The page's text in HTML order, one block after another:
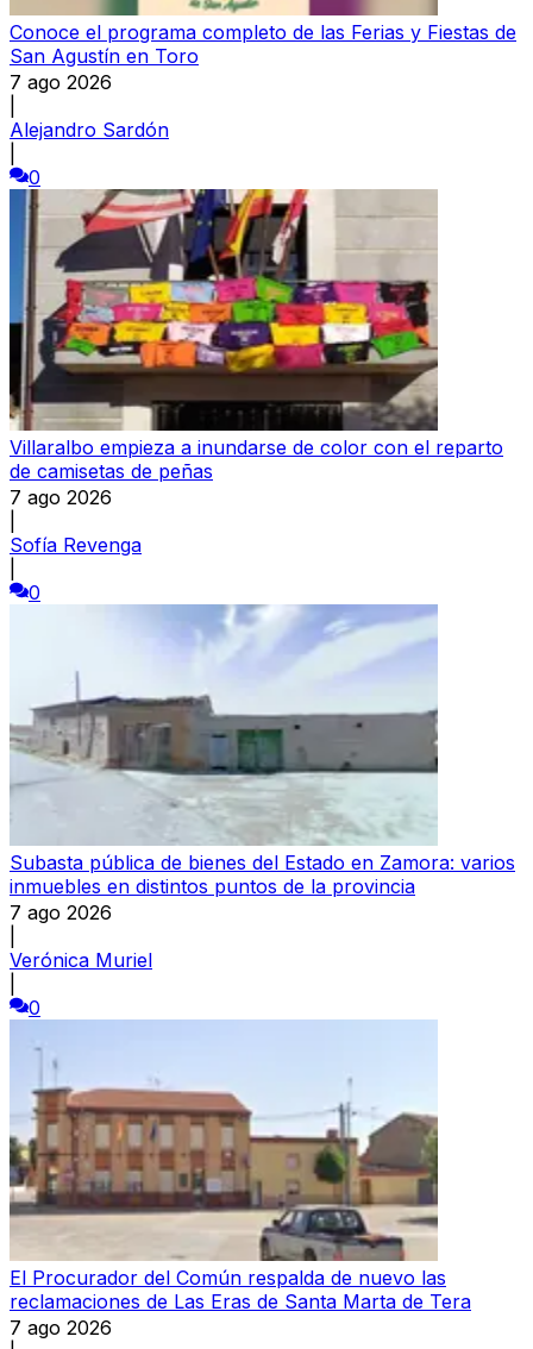
Conoce el programa completo de las Ferias y Fiestas de
San Agustín en Toro
7 ago 2026
Alejandro Sardón
0
Villaralbo empieza a inundarse de color con el reparto
de camisetas de peñas
7 ago 2026
Sofía Revenga
0
Subasta pública de bienes del Estado en Zamora: varios
inmuebles en distintos puntos de la provincia
7 ago 2026
Verónica Muriel
0
El Procurador del Común respalda de nuevo las
reclamaciones de Las Eras de Santa Marta de Tera
7 ago 2026